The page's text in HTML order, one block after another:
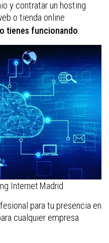
y contratar un hosting
o tienda online
tienes funcionando
Internet Madrid
para tu presencia en
cualquier empresa